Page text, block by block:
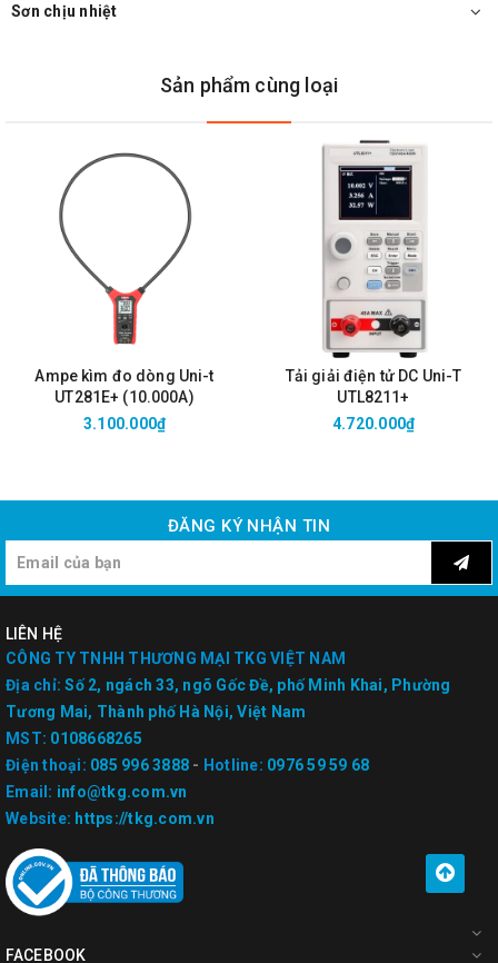
Sơn chịu nhiệt
Sản phẩm cùng loại
Ampe kìm đo dòng Uni-t
UT281E+ (10.000A)
3.100.000₫
Tải giải điện tử DC Uni-T
UTL8211+
4.720.000₫
ĐĂNG KÝ NHẬN TIN
LIÊN HỆ
CÔNG TY TNHH THƯƠNG MẠI TKG VIỆT NAM
Địa chỉ: Số 2, ngách 33, ngõ Gốc Đề, phố Minh Khai, Phường
Tương Mai, Thành phố Hà Nội, Việt Nam
MST: 0108668265
Điện thoại: 085 996 3888 - Hotline: 0976 59 59 68
Email: info@tkg.com.vn
Website: https://tkg.com.vn
FACEBOOK